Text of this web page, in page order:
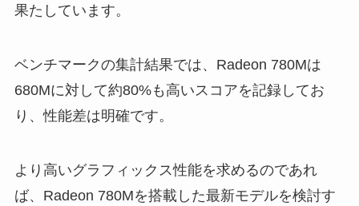
果たしています。
ベンチマークの集計結果では、Radeon 780Mは
680Mに対して約80%も高いスコアを記録してお
り、性能差は明確です。
より高いグラフィックス性能を求めるのであれ
ば、Radeon 780Mを搭載した最新モデルを検討す